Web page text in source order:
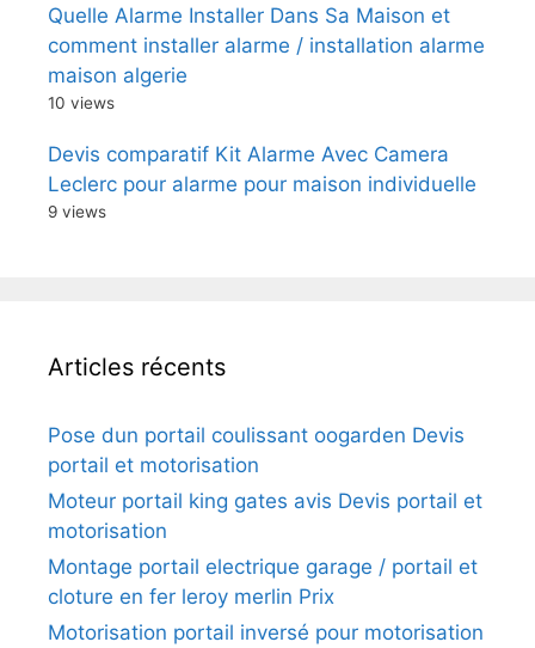
Quelle Alarme Installer Dans Sa Maison et
comment installer alarme / installation alarme
maison algerie
10 views
Devis comparatif Kit Alarme Avec Camera
Leclerc pour alarme pour maison individuelle
9 views
Articles récents
Pose dun portail coulissant oogarden Devis
portail et motorisation
Moteur portail king gates avis Devis portail et
motorisation
Montage portail electrique garage / portail et
cloture en fer leroy merlin Prix
Motorisation portail inversé pour motorisation